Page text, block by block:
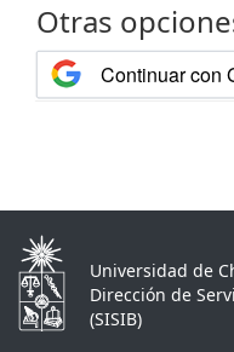
Otras
Continuar con
Universidad de
Dirección de
(SISIB)